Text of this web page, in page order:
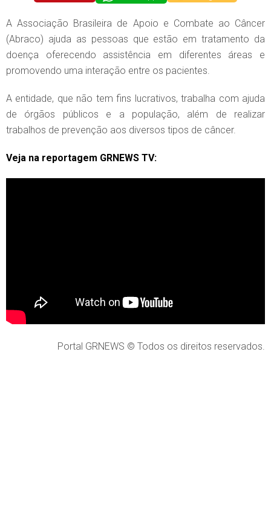
A Associação Brasileira de Apoio e Combate ao Câncer
(Abraco) ajuda as pessoas que estão em tratamento da
doença oferecendo assistência em diferentes áreas e
promovendo uma interação entre os pacientes.
A entidade, que não tem fins lucrativos, trabalha com ajuda
de órgãos públicos e a população, além de realizar
trabalhos de prevenção aos diversos tipos de câncer.
Veja na reportagem GRNEWS TV:
Portal GRNEWS © Todos os direitos reservados.